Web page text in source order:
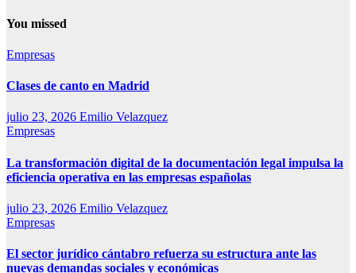
You missed
Empresas
Clases de canto en Madrid
julio 23, 2026 Emilio Velazquez
Empresas
La transformación digital de la documentación legal impulsa la
eficiencia operativa en las empresas españolas
julio 23, 2026 Emilio Velazquez
Empresas
El sector jurídico cántabro refuerza su estructura ante las
nuevas demandas sociales y económicas